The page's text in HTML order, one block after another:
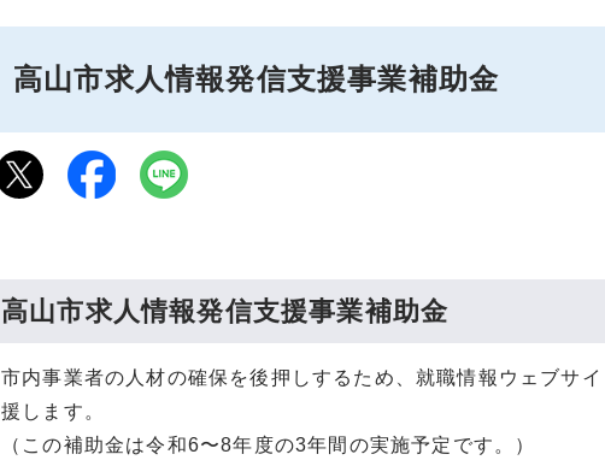
高山市求人情報発信支援事業補助金
高山市求人情報発信支援事業補助金
市内事業者の人材の確保を後押しするため、就職情報ウェブサ
援します。
（この補助金は令和6〜8年度の3年間の実施予定です。）